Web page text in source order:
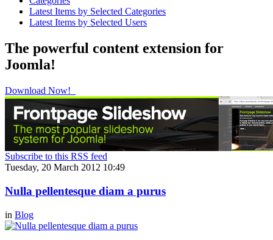
Latest Items by Selected Categories
Latest Items by Selected Users
The powerful content extension for
Joomla!
Download Now!
Subscribe to this RSS feed
Tuesday, 20 March 2012 10:49
Nulla pellentesque diam a purus
in Blog